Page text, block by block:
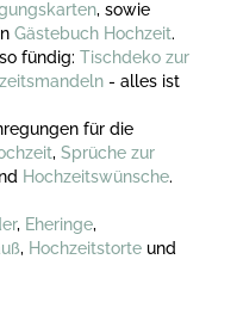
, sowie
Gästebuch Hochzeit.
fündig: Tischdeko zur
- alles ist
für die
, Sprüche zur
Hochzeitswünsche.
, Eheringe,
, Hochzeitstorte und